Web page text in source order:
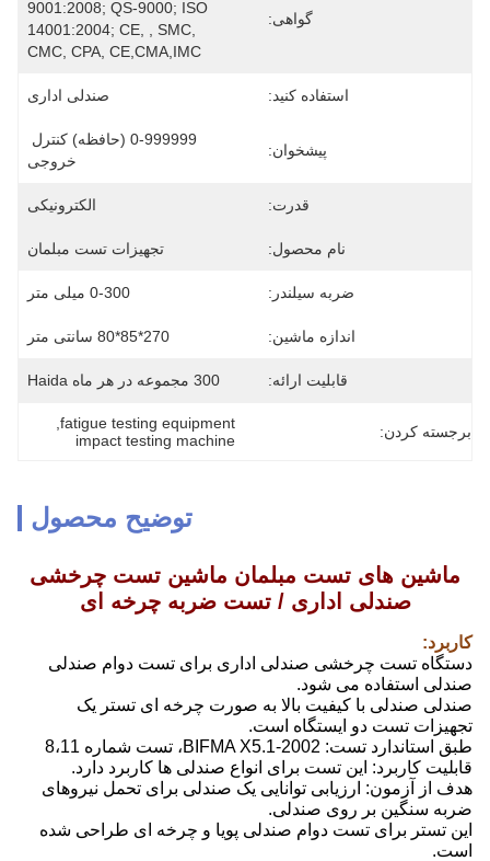
گواهی:
9001:2008; QS-9000; ISO
14001:2004; CE, , SMC,
CMC, CPA, CE,CMA,IMC
استفاده کنید: صندلی اداری
پیشخوان:
خروجی
قدرت: الکترونیکی
نام محصول: تجهیزات تست مبلمان
ضربه سیلندر: 0-300 میلی متر
اندازه ماشین: 270*85*80 سانتی متر
قابلیت ارائه: 300 مجموعه در هر ماه Haida
برجسته کردن: fatigue testing equipment
impact testing machine
توضیح محصول
ماشین های تست مبلمان ماشین تست چرخشی
صندلی اداری / تست ضربه چرخه ای
کاربرد:
دستگاه تست چرخشی صندلی اداری برای تست دوام صندلی
صندلی استفاده می شود.
صندلی صندلی با کیفیت بالا به صورت چرخه ای تستر یک
تجهیزات تست دو ایستگاه است.
طبق استاندارد تست: BIFMA X5.1-2002، تست شماره 8،11
قابلیت کاربرد: این تست برای انواع صندلی ها کاربرد دارد.
هدف از آزمون: ارزیابی توانایی یک صندلی برای تحمل نیروهای
ضربه سنگین بر روی صندلی.
این تستر برای تست دوام صندلی پویا و چرخه ای طراحی شده
است.